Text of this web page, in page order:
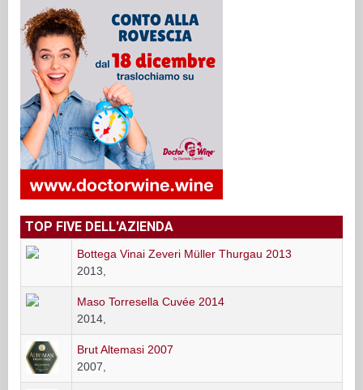
TOP FIVE DELL'AZIENDA
Bottega Vinai Zeveri Müller Thurgau 2013
2013,
Maso Torresella Cuvée 2014
2014,
Brut Altemasi 2007
2007,